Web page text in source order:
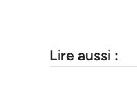
Lire aussi :